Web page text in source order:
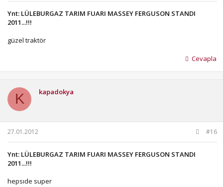
Ynt: LÜLEBURGAZ TARIM FUARI MASSEY FERGUSON STANDI
2011...!!!
güzel traktör
Cevapla
K kapadokya
27.01.2012 #16
Ynt: LÜLEBURGAZ TARIM FUARI MASSEY FERGUSON STANDI
2011...!!!
hepsıde super